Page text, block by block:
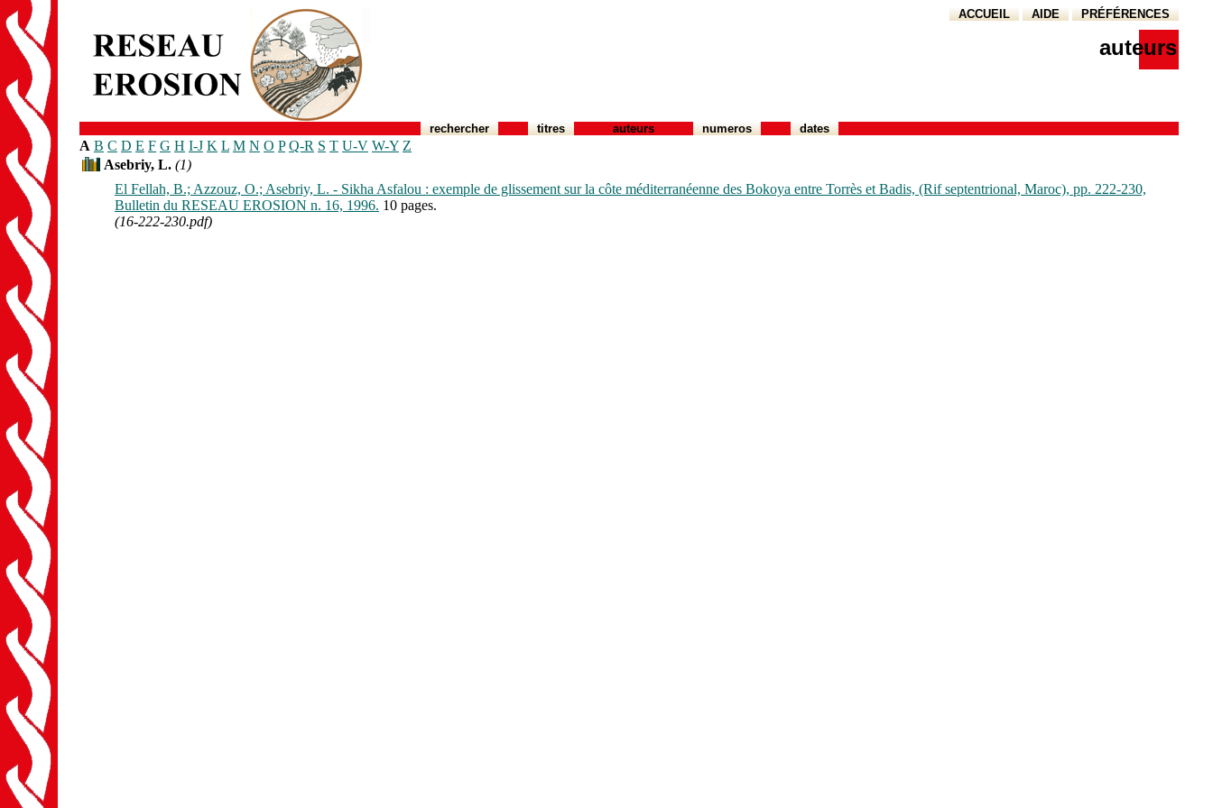
ACCUEIL AIDE PRÉFÉRENCES
auteurs
rechercher titres auteurs numeros dates
A B C D E F G H I-J K L M N O P Q-R S T U-V W-Y Z
Asebriy, L. (1)
El Fellah, B.; Azzouz, O.; Asebriy, L. - Sikha Asfalou : exemple de glissement sur la côte méditerranéenne des Bokoya entre Torrès et Badis, (Rif septentrional, Maroc), pp. 222-230,
Bulletin du RESEAU EROSION n. 16, 1996. 10 pages.
(16-222-230.pdf)